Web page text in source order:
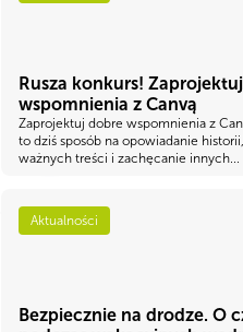
Rusza konkurs!
wspomnienia z Canvą
Zaprojektuj dobre wspomnienia z
to dziś sposób na opowiadanie
ważnych treści i zachęcanie innych...
Aktualności
Bezpiecznie na drodze. O